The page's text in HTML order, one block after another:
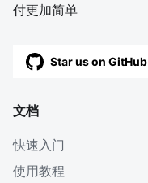
付更加简单
Star us on GitHub
文档
快速入门
使用教程